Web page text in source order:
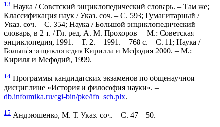
13 Наука / Советский энциклопедический словарь. – Там же;
Классификация наук / Указ. соч. – С. 593; Гуманитарный /
Указ. соч. – С. 354; Наука / Большой энциклопедический
словарь, в 2 т. / Гл. ред. А. М. Прохоров. – М.: Советская
энциклопедия, 1991. – Т. 2. – 1991. – 768 с. – С. 11; Наука /
Больша́я энциклопедия Кирилла и Мефодия 2000. – М.:
Кирилл и Мефодий, 1999.
14 Программы кандидатских экзаменов по общенаучной
дисциплине «История и философия науки». –
db.informika.ru/cgi-bin/pke/ifn_sch.plx.
15 Андрюшенко, М. Т. Указ. соч. – С. 47 – 50.